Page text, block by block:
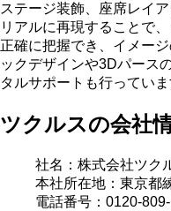
ステージ装飾、座席レイ
リアルに再現することで
正確に把握でき、イメー
ックデザインや3Dパース
タルサポートも行っていま
ツクルスの会社
社名：株式会社ツク
本社所在地：東京都
電話番号：0120-